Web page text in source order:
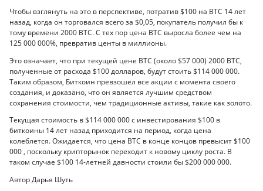
Чтобы взглянуть на это в перспективе, потратив $100 на BTC 14 лет
назад, когда он торговался всего за $0,05, покупатель получил бы к
тому времени 2000 BTC. С тех пор цена BTC выросла более чем на
125 000 000%, превратив центы в миллионы.
Это означает, что при текущей цене BTC (около $57 000) 2000 BTC,
полученные от расхода $100 долларов, будут стоить $114 000 000.
Таким образом, Биткоин превзошел все акции с момента своего
создания, и доказано, что он является лучшим средством
сохранения стоимости, чем традиционные активы, такие как золото.
Текущая стоимость в $114 000 000 с инвестирования $100 в
биткоины 14 лет назад приходится на период, когда цена
колеблется. Ожидается, что цена BTC в конце концов превысит $100
000 , поскольку крипторынок переходит к новому циклу роста. В
таком случае $100 14-летней давности стоили бы $200 000 000.
Автор Дарья Шуть